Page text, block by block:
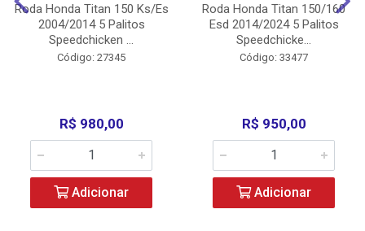
Roda Honda Titan 150 Ks/Es
2004/2014 5 Palitos
Speedchicken ...
Código: 27345
R$ 980,00
Adicionar
Roda Honda Titan 150/160
Esd 2014/2024 5 Palitos
Speedchicke...
Código: 33477
R$ 950,00
Adicionar